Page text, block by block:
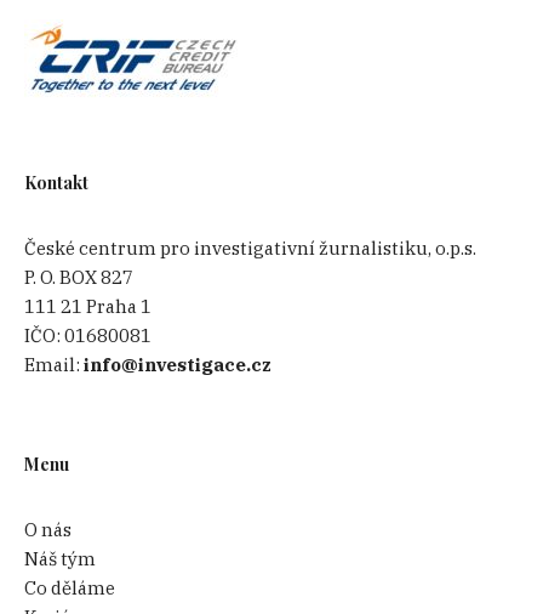
Kontakt
České centrum pro investigativní žurnalistiku, o.p.s.
P. O. BOX 827
111 21 Praha 1
IČO:01680081
Email:info@investigace.cz
Menu
O nás
Náš tým
Co děláme